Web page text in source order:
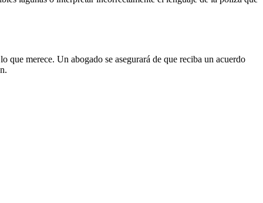
que merece. Un abogado se asegurará de que reciba un acuerdo